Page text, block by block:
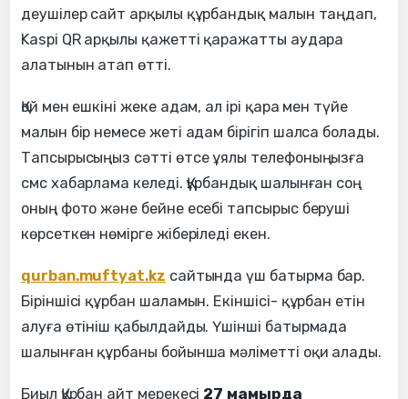
деушілер сайт арқылы құрбандық малын таңдап,
Kaspi QR арқылы қажетті қаражатты аудара
алатынын атап өтті.
Қой мен ешкіні жеке адам, ал ірі қара мен түйе
малын бір немесе жеті адам бірігіп шалса болады.
Тапсырысыңыз сәтті өтсе ұялы телефоныңызға
смс хабарлама келеді. Құрбандық шалынған соң
оның фото және бейне есебі тапсырыс беруші
көрсеткен нөмірге жіберіледі екен.
qurban.muftyat.kz сайтында үш батырма бар.
Біріншісі құрбан шаламын. Екіншісі- құрбан етін
алуға өтініш қабылдайды. Үшінші батырмада
шалынған құрбаны бойынша мәліметті оқи алады.
Биыл Құрбан айт мерекесі 27 мамырда